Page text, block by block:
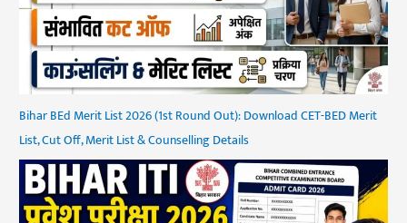
Bihar BEd Merit List 2026 (1st Round Out): Download CET-BED Merit
List, Cut Off, Merit List & Counselling Details